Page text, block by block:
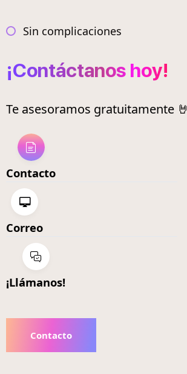
Sin complicaciones
¡Contáctanos hoy!
Te asesoramos gratuitamente 🤘
Contacto
Correo
¡Llámanos!
Contacto